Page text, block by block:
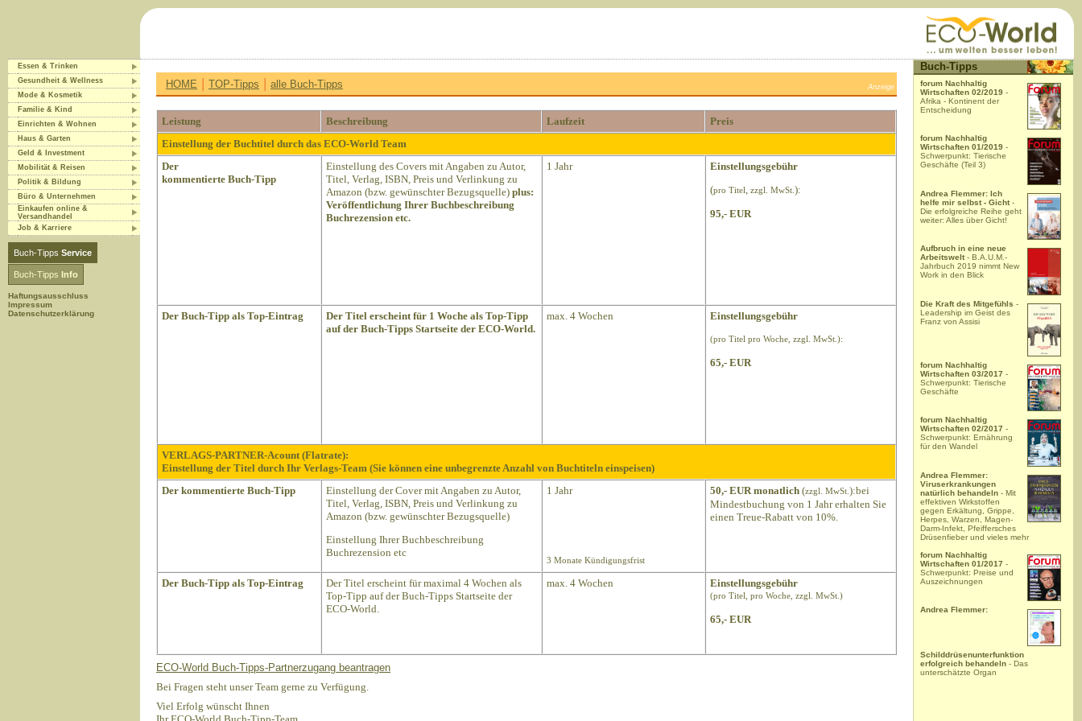
Essen & Trinken
Gesundheit & Wellness
Mode & Kosmetik
Familie & Kind
Einrichten & Wohnen
Haus & Garten
Geld & Investment
Mobilität & Reisen
Politik & Bildung
Büro & Unternehmen
Einkaufen online &
Versandhandel
Job & Karriere
Buch-Tipps Service
Buch-Tipps Info
Haftungsausschluss
Impressum
Datenschutzerklärung
HOME | TOP-Tipps | alle Buch-Tipps Anzeige
Leistung Beschreibung Laufzeit
Preis
Einstellung der Buchtitel durch das ECO-World Team
Der
kommentierte Buch-Tipp
Einstellung des Covers mit Angaben zu Autor,
Titel, Verlag, ISBN, Preis und Verlinkung zu
Amazon (bzw. gewünschter Bezugsquelle) plus:
Veröffentlichung Ihrer Buchbeschreibung
Buchrezension etc.
1 Jahr
Einstellungsgebühr
(pro Titel, zzgl. MwSt. ):
95,- EUR
Der Buch-Tipp als Top-Eintrag
Der Titel erscheint für 1 Woche als Top-Tipp
auf der Buch-Tipps Startseite der ECO-World.
max. 4 Wochen Einstellungsgebühr
(pro Titel pro Woche, zzgl. MwSt.):
65,- EUR
VERLAGS-PARTNER-Acount (Flatrate):
Einstellung der Titel durch Ihr Verlags-Team (Sie können eine unbegrenzte Anzahl von Buchtiteln einspeisen)
Der kommentierte Buch-Tipp
Einstellung der Cover mit Angaben zu Autor,
Titel, Verlag, ISBN, Preis und Verlinkung zu
Amazon (bzw. gewünschter Bezugsquelle)
Einstellung Ihrer Buchbeschreibung
Buchrezension etc
1 Jahr
3 Monate Kündigungsfrist
50,- EUR monatlich (zzgl. MwSt. ):bei
Mindestbuchung von 1 Jahr erhalten Sie
einen Treue-Rabatt von 10%.
Der Buch-Tipp als Top-Eintrag
Der Titel erscheint für maximal 4 Wochen als
Top-Tipp auf der Buch-Tipps Startseite der
ECO-World.
max. 4 Wochen Einstellungsgebühr
(pro Titel, pro Woche, zzgl. MwSt.)
65,- EUR
ECO-World Buch-Tipps-Partnerzugang beantragen
Bei Fragen steht unser Team gerne zu Verfügung.
Viel Erfolg wünscht Ihnen
Buch-Tipps
forum Nachhaltig
Wirtschaften 02/2019 -
Afrika - Kontinent der
Entscheidung
forum Nachhaltig
Wirtschaften 01/2019 -
Schwerpunkt: Tierische
Geschäfte (Teil 3)
Andrea Flemmer: Ich
helfe mir selbst - Gicht -
Die erfolgreiche Reihe geht
weiter: Alles über Gicht!
Aufbruch in eine neue
Arbeitswelt - B.A.U.M.-
Jahrbuch 2019 nimmt New
Work in den Blick
Die Kraft des Mitgefühls -
Leadership im Geist des
Franz von Assisi
forum Nachhaltig
Wirtschaften 03/2017 -
Schwerpunkt: Tierische
Geschäfte
forum Nachhaltig
Wirtschaften 02/2017 -
Schwerpunkt: Ernährung
für den Wandel
Andrea Flemmer:
Viruserkrankungen
natürlich behandeln - Mit
effektiven Wirkstoffen
gegen Erkältung, Grippe,
Herpes, Warzen, Magen-
Darm-Infekt, Pfeiffersches
Drüsenfieber und vieles mehr
forum Nachhaltig
Wirtschaften 01/2017 -
Schwerpunkt: Preise und
Auszeichnungen
Andrea Flemmer:
Schilddrüsenunterfunktion
erfolgreich behandeln - Das
unterschätzte Organ